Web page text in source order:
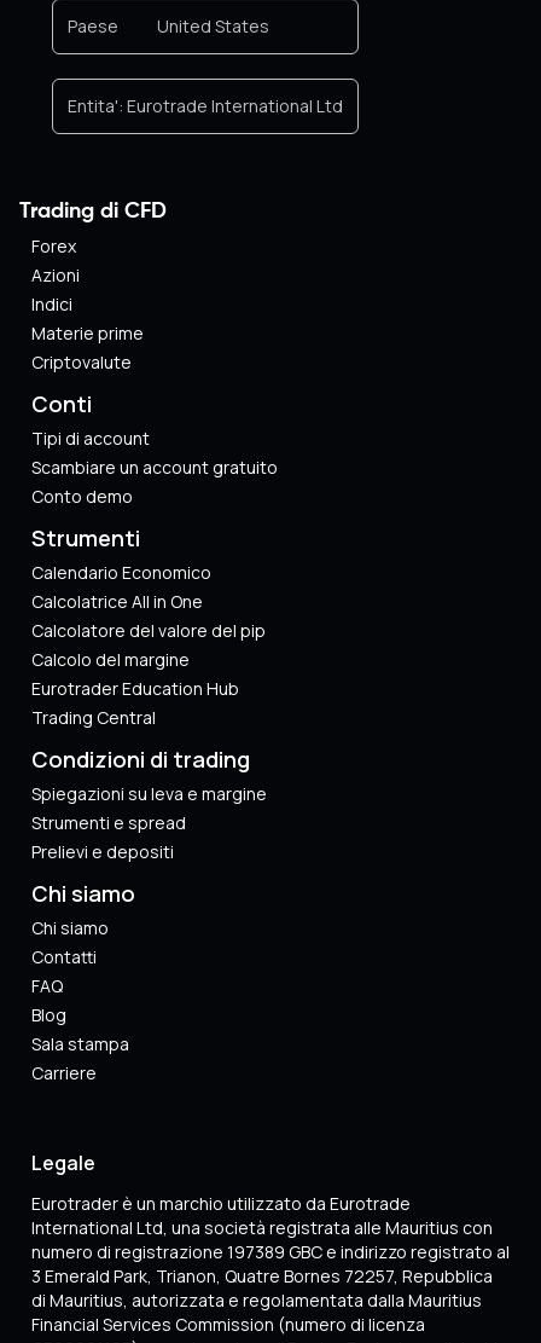
Paese United States
Entita': Eurotrade International Ltd
Trading di CFD
Forex
Azioni
Indici
Materie prime
Criptovalute
Conti
Tipi di account
Scambiare un account gratuito
Conto demo
Strumenti
Calendario Economico
Calcolatrice All in One
Calcolatore del valore del pip
Calcolo del margine
Eurotrader Education Hub
Trading Central
Condizioni di trading
Spiegazioni su leva e margine
Strumenti e spread
Prelievi e depositi
Chi siamo
Chi siamo
Contatti
FAQ
Blog
Sala stampa
Carriere
Legale
Eurotrader è un marchio utilizzato da Eurotrade
International Ltd, una società registrata alle Mauritius con
numero di registrazione 197389 GBC e indirizzo registrato al
3 Emerald Park, Trianon, Quatre Bornes 72257, Repubblica
di Mauritius, autorizzata e regolamentata dalla Mauritius
Financial Services Commission (numero di licenza